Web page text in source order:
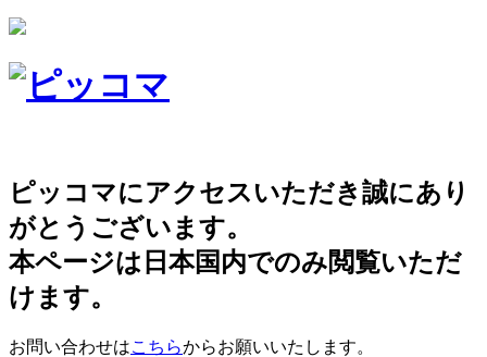
ピッコマにアクセスいただき誠にあり
がとうございます。
本ページは日本国内でのみ閲覧いただ
けます。
お問い合わせはこちらからお願いいたします。